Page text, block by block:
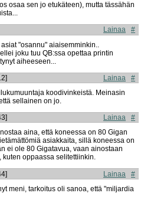
osaa sen jo etukäteen), mutta tässähän
Lainaa
#
"osannu" aiaisemminkin..
joku tuu QB:ssa opettaa printin
aiheeseen...
Lainaa
#
koodivinkeistä. Meinasin
sellainen on jo.
Lainaa
#
aina, että koneessa on 80 Gigan
asiakkaita, sillä koneessa on
ei ole 80 Gigatavua, vaan ainostaan
kuten oppaassa selitettiinkin.
Lainaa
#
meni, tarkoitus oli sanoa, että "miljardia